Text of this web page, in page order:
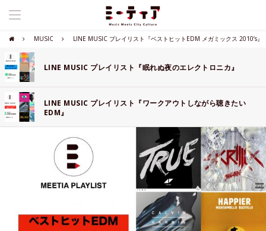
MUSIC LINE MUSIC プレイリスト『ベストヒットEDM メガミックス 2010’s』
LINE MUSIC プレイリスト『眠れぬ夜のエレクトロニカ』
LINE MUSIC プレイリスト『ワークアウトしながら聴きたい
EDM』